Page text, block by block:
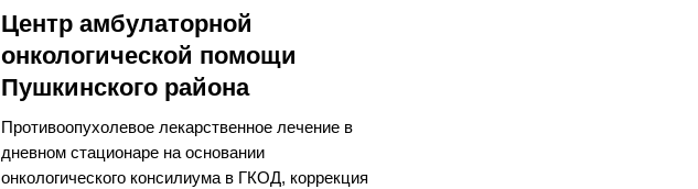
Центр амбулаторной
онкологической помощи
Пушкинского района
Противоопухолевое лекарственное лечение в
дневном стационаре на основании
онкологического консилиума в ГКОД, коррекция